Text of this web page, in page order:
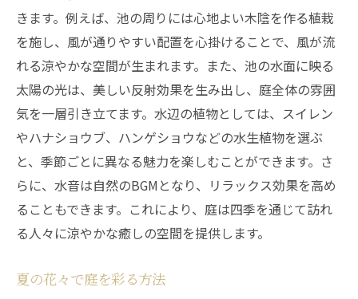
きます。例えば、池の周りには心地よい木陰を作る植栽
を施し、風が通りやすい配置を心掛けることで、風が流
れる涼やかな空間が生まれます。また、池の水面に映る
太陽の光は、美しい反射効果を生み出し、庭全体の雰囲
気を一層引き立てます。水辺の植物としては、スイレン
やハナショウブ、ハンゲショウなどの水生植物を選ぶ
と、季節ごとに異なる魅力を楽しむことができます。さ
らに、水音は自然のBGMとなり、リラックス効果を高め
ることもできます。これにより、庭は四季を通じて訪れ
る人々に涼やかな癒しの空間を提供します。
夏の花々で庭を彩る方法